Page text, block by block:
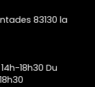
83130 la
18h30 Du